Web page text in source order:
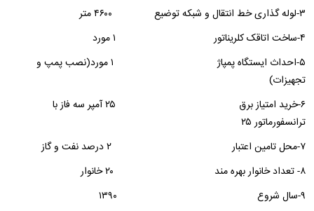
۳-لوله گذاری خط انتقال و شبکه توضیع ۴۶۰۰ متر
۴-ساخت اتاقک کلریناتور ۱ مورد
۵-احداث ایستگاه پمپاژ ۱ مورد(نصب پمپ و
تجهیزات)
۶-خرید امتیاز برق ۲۵ آمپر سه فاز با
ترانسفورماتور ۲۵
۷-محل تامین اعتبار ۲ درصد نفت و گاز
۸- تعداد خانوار بهره مند ۲۰ خانوار
۹-سال شروع ۱۳۹۰